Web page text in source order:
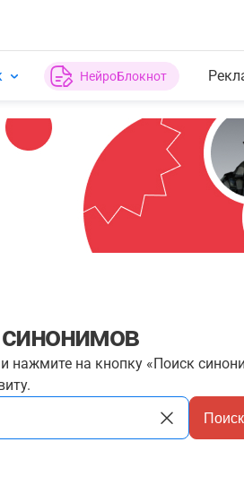
НейроБлокнот
нажмите на кнопку «Поиск